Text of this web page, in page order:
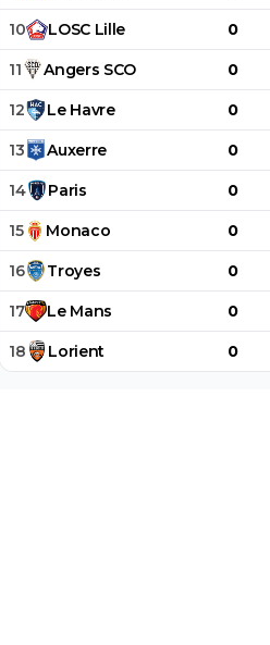
10 LOSC Lille 0
11 Angers SCO 0
12 Le Havre 0
13 Auxerre 0
14 Paris 0
15 Monaco 0
16 Troyes 0
17 Le Mans 0
18 Lorient 0